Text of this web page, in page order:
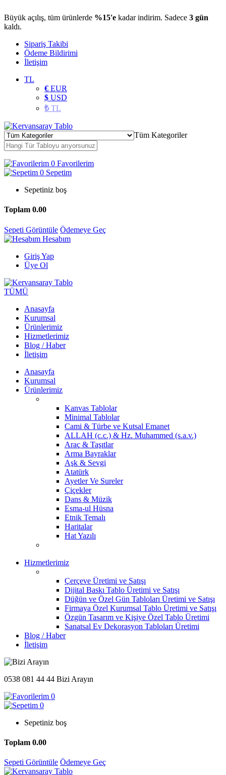
Büyük açılış, tüm ürünlerde %15'e kadar indirim. Sadece 3 gün
kaldı.
Sipariş Takibi
Ödeme Bildirimi
İletişim
TL
€ EUR
$ USD
₺TL
Tüm Kategoriler
0 Favorilerim
0 Sepetim
Sepetiniz boş
Toplam 0.00
Sepeti Görüntüle Ödemeye Geç
Hesabım
Giriş Yap
Üye Ol
TÜMÜ
Anasayfa
Kurumsal
Ürünlerimiz
Hizmetlerimiz
Blog / Haber
İletişim
Anasayfa
Kurumsal
Ürünlerimiz
Kanvas Tablolar
Minimal Tablolar
Cami & Türbe ve Kutsal Emanet
ALLAH (c.c.) & Hz. Muhammed (s.a.v.)
Araç & Taşıtlar
Arma Bayraklar
Aşk & Sevgi
Atatürk
Ayetler Ve Sureler
Çiçekler
Dans & Müzik
Esma-ul Hüsna
Etnik Temalı
Haritalar
Hat Yazılı
Hizmetlerimiz
Çerçeve Üretimi ve Satışı
Dijital Baskı Tablo Üretimi ve Satışı
Düğün ve Özel Gün Tabloları Üretimi ve Satışı
Firmaya Özel Kurumsal Tablo Üretimi ve Satışı
Özgün Tasarım ve Kişiye Özel Tablo Üretimi
Sanatsal Ev Dekorasyon Tabloları Üretimi
Blog / Haber
İletişim
0538 081 44 44 Bizi Arayın
0
0
Sepetiniz boş
Toplam 0.00
Sepeti Görüntüle Ödemeye Geç